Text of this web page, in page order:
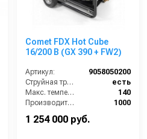
Comet FDX Hot Cube
16/200 B (GX 390 + FW2)
Артикул:
9058050200
Струйная трубка (копьё):
есть
Макс. температура горячей воды (°C):
140
Производительность (л/ч):
1000
1 254 000 руб.